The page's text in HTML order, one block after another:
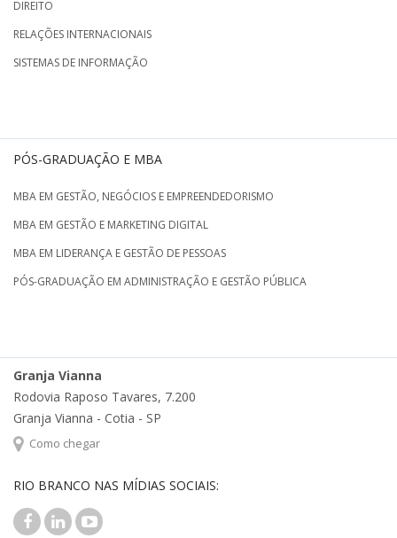
DIREITO
RELAÇÕES INTERNACIONAIS
SISTEMAS DE INFORMAÇÃO
PÓS-GRADUAÇÃO E MBA
MBA EM GESTÃO, NEGÓCIOS E EMPREENDEDORISMO
MBA EM GESTÃO E MARKETING DIGITAL
MBA EM LIDERANÇA E GESTÃO DE PESSOAS
PÓS-GRADUAÇÃO EM ADMINISTRAÇÃO E GESTÃO PÚBLICA
Granja Vianna
Rodovia Raposo Tavares, 7.200
Granja Vianna - Cotia - SP
Como chegar
RIO BRANCO NAS MÍDIAS SOCIAIS: